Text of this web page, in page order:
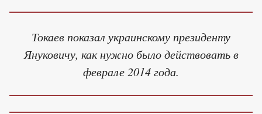
Токаев показал украинскому президенту
Януковичу, как нужно было действовать в
феврале 2014 года.